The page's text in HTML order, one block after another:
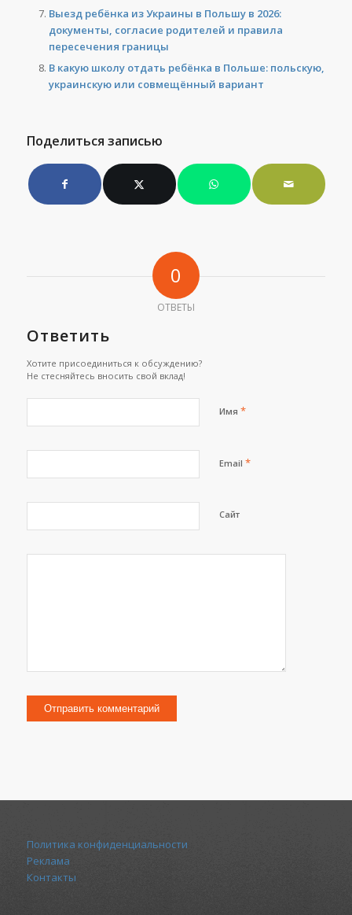
Выезд ребёнка из Украины в Польшу в 2026:
документы, согласие родителей и правила
пересечения границы
В какую школу отдать ребёнка в Польше: польскую,
украинскую или совмещённый вариант
Поделиться записью
0
ОТВЕТЫ
Ответить
Хотите присоединиться к обсуждению?
Не стесняйтесь вносить свой вклад!
Имя *
Email *
Сайт
Политика конфиденциальности
Реклама
Контакты